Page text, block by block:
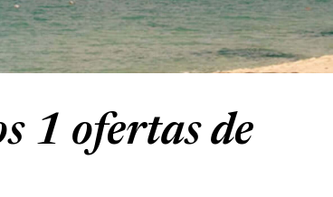
1 ofertas de